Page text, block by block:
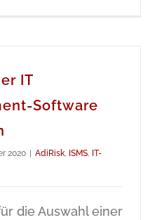
IT
Software
2020 AdiRisk, ISMS, IT-
die Auswahl einer